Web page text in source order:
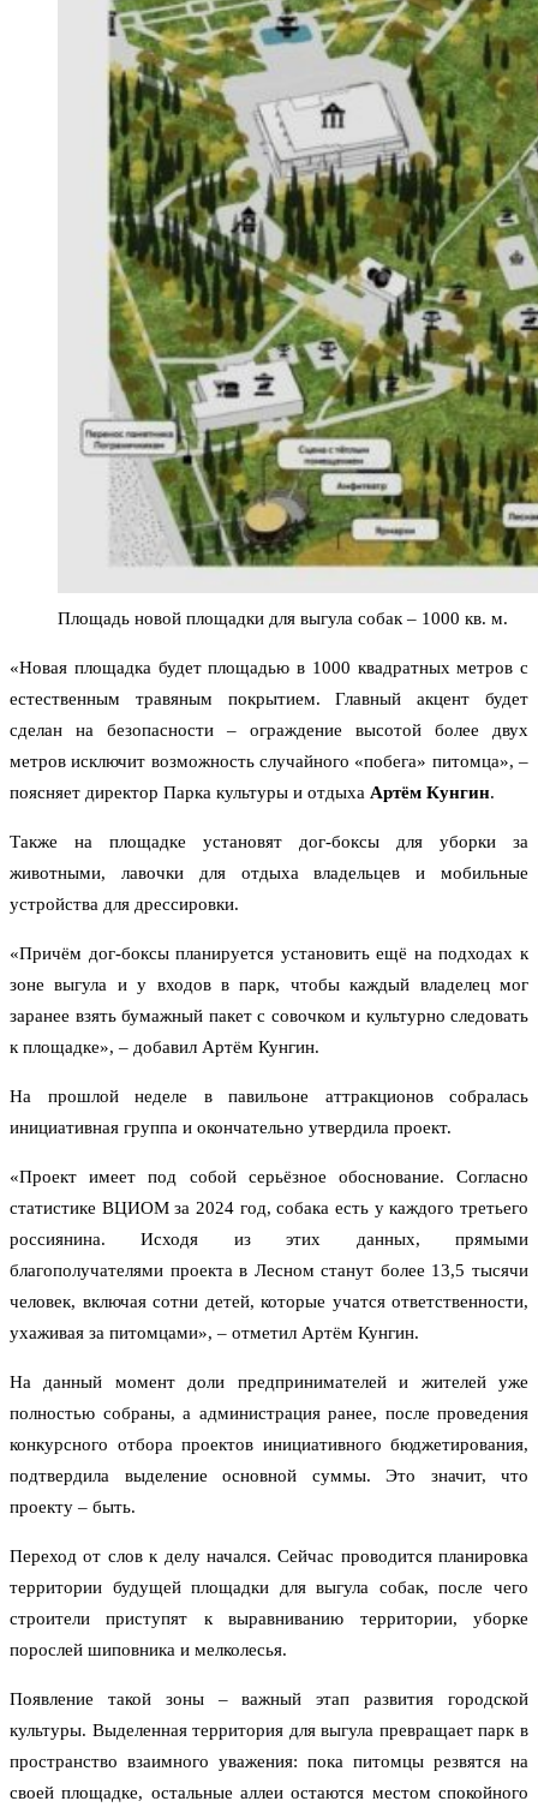
Площадь новой площадки для выгула собак – 1000 кв. м.
«Новая площадка будет площадью в 1000 квадратных метров с
естественным травяным покрытием. Главный акцент будет
сделан на безопасности – ограждение высотой более двух
метров исключит возможность случайного «побега» питомца», –
поясняет директор Парка культуры и отдыха Артём Кунгин.
Также на площадке установят дог-боксы для уборки за
животными, лавочки для отдыха владельцев и мобильные
устройства для дрессировки.
«Причём дог-боксы планируется установить ещё на подходах к
зоне выгула и у входов в парк, чтобы каждый владелец мог
заранее взять бумажный пакет с совочком и культурно следовать
к площадке», – добавил Артём Кунгин.
На прошлой неделе в павильоне аттракционов собралась
инициативная группа и окончательно утвердила проект.
«Проект имеет под собой серьёзное обоснование. Согласно
статистике ВЦИОМ за 2024 год, собака есть у каждого третьего
россиянина. Исходя из этих данных, прямыми
благополучателями проекта в Лесном станут более 13,5 тысячи
человек, включая сотни детей, которые учатся ответственности,
ухаживая за питомцами», – отметил Артём Кунгин.
На данный момент доли предпринимателей и жителей уже
полностью собраны, а администрация ранее, после проведения
конкурсного отбора проектов инициативного бюджетирования,
подтвердила выделение основной суммы. Это значит, что
проекту – быть.
Переход от слов к делу начался. Сейчас проводится планировка
территории будущей площадки для выгула собак, после чего
строители приступят к выравниванию территории, уборке
порослей шиповника и мелколесья.
Появление такой зоны – важный этап развития городской
культуры. Выделенная территория для выгула превращает парк в
пространство взаимного уважения: пока питомцы резвятся на
своей площадке, остальные аллеи остаются местом спокойного